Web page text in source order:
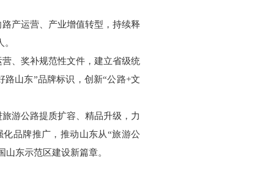
产运营、产业增值转型，持续释
、奖补规范性文件，建立省级统
山东”品牌标识，创新“公路+文
游公路提质扩容、精品升级，力
品牌推广，推动山东从“旅游公
东示范区建设新篇章。